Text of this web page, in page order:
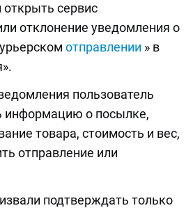
открыть сервис
отклонение уведомления о
отправлении » в
пользователь
информацию о посылке,
товара, стоимость и вес,
отправление или
подтверждать только